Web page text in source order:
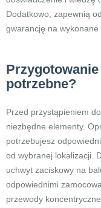
Dodatkowo, zapewnią
gwarancję na wykonane
potrzebne?
Przed przystąpieniem
niezbędne elementy.
potrzebujesz
od wybranej lokalizacji.
uchwyt zaciskowy na
odpowiednimi
przewody